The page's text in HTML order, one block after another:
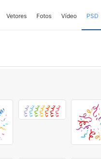
Vetores Fotos Vídeo PSD